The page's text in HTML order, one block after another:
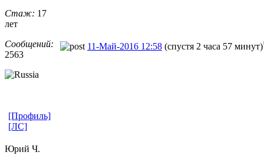
Стаж: 17
лет
Сообщений:
2563
11-Май-2016 12:58 (спустя 2 часа 57 минут)
[Профиль]
[ЛС]
Юрий Ч.